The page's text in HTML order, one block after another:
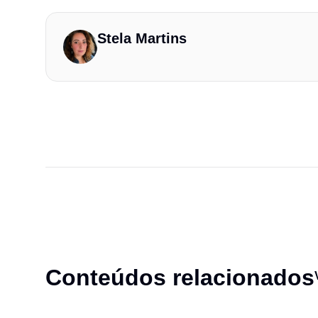
Stela Martins
Conteúdos relacionados